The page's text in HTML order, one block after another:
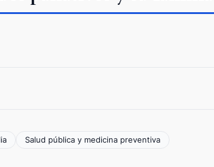
Salud pública y medicina preventiva